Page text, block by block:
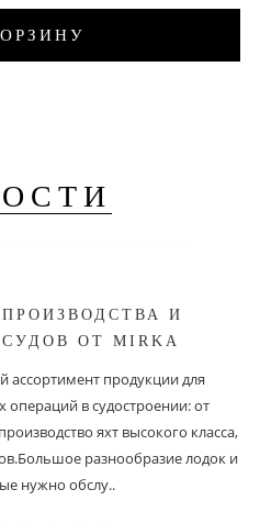
И
ОТ MIRKA
ассортимент продукции для
в судостроении: от
яхт высокого класса,
разнообразие лодок и
нужно обслу..